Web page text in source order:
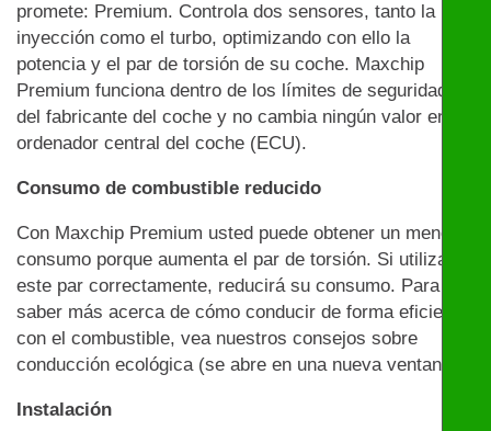
promete: Premium. Controla dos sensores, tanto la
inyección como el turbo, optimizando con ello la
potencia y el par de torsión de su coche. Maxchip
Premium funciona dentro de los límites de seguridad
del fabricante del coche y no cambia ningún valor en el
ordenador central del coche (ECU).
Consumo de combustible reducido
Con Maxchip Premium usted puede obtener un menor
consumo porque aumenta el par de torsión. Si utiliza
este par correctamente, reducirá su consumo. Para
saber más acerca de cómo conducir de forma eficiente
con el combustible, vea nuestros consejos sobre
conducción ecológica (se abre en una nueva ventana)
Instalación